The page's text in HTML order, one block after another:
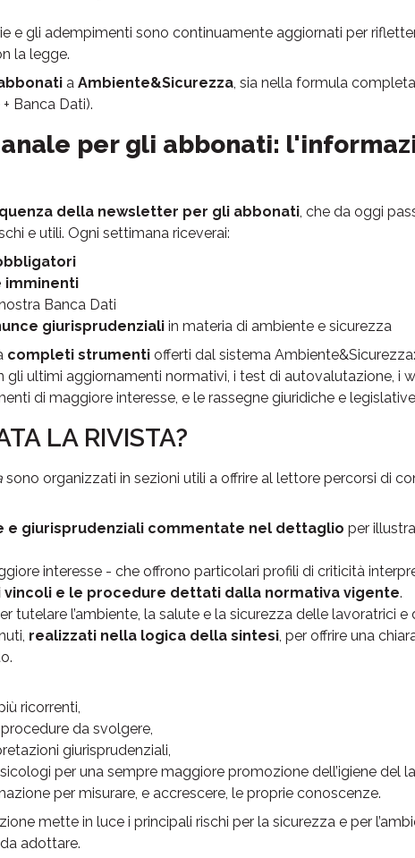
e gli adempimenti sono continuamente aggiornati per
la legge.
a Ambiente&Sicurezza, sia nella formula
Banca Dati).
per gli abbonati:
della newsletter per gli abbonati, che da oggi
e utili. Ogni settimana riceverai:
imminenti
Banca Dati
giurisprudenzialiin materia di ambiente e sicurezza
completi strumentiofferti dal sistema
gli ultimi aggiornamenti normativi, i test di autovalutazione, i
di maggiore interesse, e le rassegne giuridiche e
LA RIVISTA?
sono organizzati in sezioni utili a offrire al lettore percorsi di
e giurisprudenziali commentate nel dettaglio per
interesse - che offrono particolari profili di criticità
e le procedure dettati dalla normativa vigente.
tutelare l’ambiente, la salute e la sicurezza delle lavoratrici e
realizzati nella logica della sintesi, per offrire una
ricorrenti,
da svolgere,
giurisprudenziali,
per una sempre maggiore promozione dell’igiene del
per misurare, e accrescere, le proprie conoscenze.
mette in luce i principali rischi per la sicurezza e per
adottare.